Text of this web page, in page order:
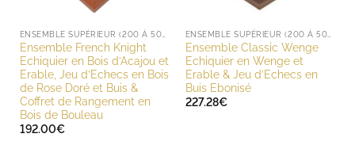
Ensemble French Knight
Echiquier en Bois d’Acajou et
Erable, Jeu d’Echecs en Bois
de Rose Doré et Buis &
Coffret de Rangement en
Bois de Bouleau
192.00€
Ensemble Classic Wenge
Echiquier en Wenge et
Erable & Jeu d’Echecs en
Buis Ebonisé
227.28€